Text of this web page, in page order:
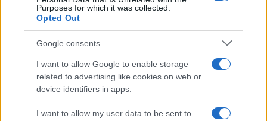
Purposes for which it was collected.
Opted Out
Google consents
I want to allow Google to enable storage
related to advertising like cookies on web or
device identifiers in apps.
I want to allow my user data to be sent to
Privatizzazioni, il Tesoro riapre il
dossier
diEnrico Foscarini
24 Novembre 2025, 16:30